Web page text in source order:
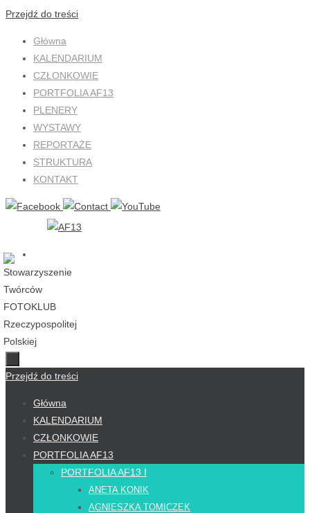
Przejdź do treści
Główna
KALENDARIUM
CZŁONKOWIE
PORTFOLIA AF13
PLENERY
WYSTAWY
REPORTAŻE
STRUKTURA
KONTAKT
Przejdź do treści
Główna
KALENDARIUM
CZŁONKOWIE
PORTFOLIA AF13
PORTFOLIA AF13 I
ANETA KONIK
AGNIESZKA TOMICZEK